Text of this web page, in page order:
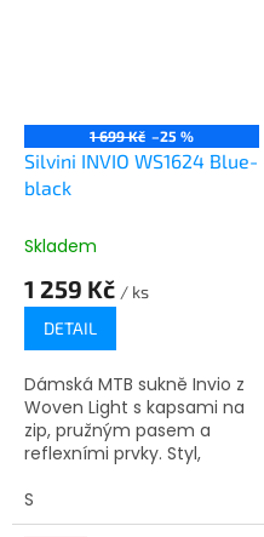
1 699 Kč –25 %
Silvini INVIO WS1624 Blue-
black
Skladem
1 259 Kč / ks
DETAIL
Dámská MTB sukně Invio z
Woven Light s kapsami na
zip, pružným pasem a
reflexními prvky. Styl,
horské cyklistky.
S